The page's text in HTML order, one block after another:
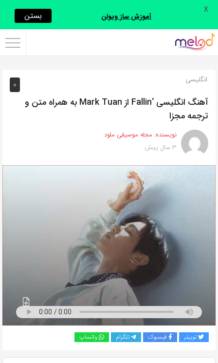
اشتراک
با
روش‌های
زیر
این
صفحه
را
0 انگلیسی
آهنگ انگلیسی ‘Fallin از Mark Tuan به همراه متن و
ترجمه مجزا
نویسنده: مجله موسیقی ملود
3 سال پیش
توییتر فیسبوک تلگرام واتساپ
آموزش ساز ویولن بستن X